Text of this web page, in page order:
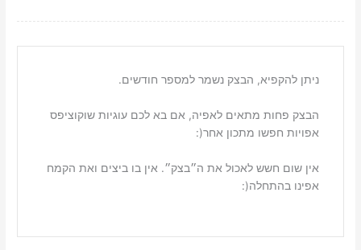
ניתן להקפיא, הבצק נשמר למספר חודשים.
הבצק פחות מתאים לאפיה, אם בא לכם עוגיות שוקוציפס
אפויות חפשו מתכון אחר(:
אין שום חשש לאכול את ה״בצק״. אין בו ביצים ואת הקמח
אפינו בהתחלה(: